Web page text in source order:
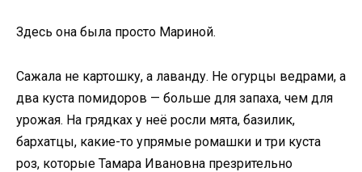
Здесь она была просто Мариной.
Сажала не картошку, а лаванду. Не огурцы ведрами, а
два куста помидоров — больше для запаха, чем для
урожая. На грядках у неё росли мята, базилик,
бархатцы, какие-то упрямые ромашки и три куста
роз, которые Тамара Ивановна презрительно